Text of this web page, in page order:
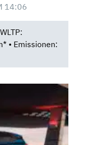
14:06
• Emissionen: